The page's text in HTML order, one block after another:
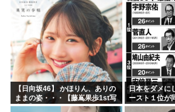
【日向坂46】 かほりん、ありの
ままの姿・・・【藤嶌果歩1st写
真集】
日本をダメに
ースト１位が
ｗｗｗｗ